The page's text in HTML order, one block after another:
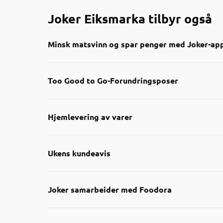
Joker Eiksmarka tilbyr også
Minsk matsvinn og spar penger med Joker-
Nå kan du enkelt finne
Too Good to Go-Forundringsposer
Hjemlevering av varer
Ukens kundeavis
Joker samarbeider med Foodora